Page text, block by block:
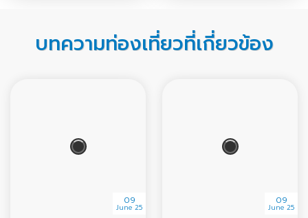
บทความท่องเที่ยวที่เกี่ยวข้อง
09
June 25
09
June 25